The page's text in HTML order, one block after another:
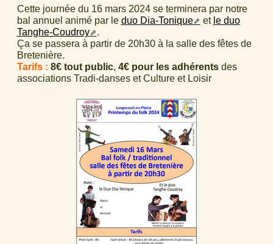
Cette journée du 16 mars 2024 se terminera par notre
bal annuel animé par le duo Dia-Tonique et le duo
Tanghe-Coudroy
.
Ça se passera à partir de 20h30 à la salle des fêtes de
Bretenière.
Tarifs : 8€ tout public, 4€ pour les adhérentsdes
associations Tradi-danses et Culture et Loisir